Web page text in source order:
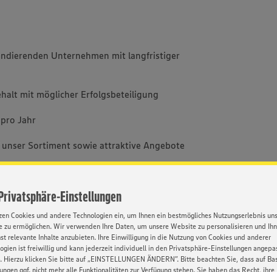
Einstellungen
Cookies und andere Technologien ein, um Ihnen ein bestmögliches Nutzungserlebnis
zu ermöglichen. Wir verwenden Ihre Daten, um unsere Website zu personalisieren und
relevante Inhalte anzubieten. Ihre Einwilligung in die Nutzung von Cookies und anderer
ist freiwillig und kann jederzeit individuell in den Privatsphäre-Einstellungen
Hierzu klicken Sie bitte auf „EINSTELLUNGEN ÄNDERN”. Bitte beachten Sie, dass auf
ggf. nicht mehr alle Funktionalitäten zur Verfügung stehen. Sie haben das Recht, ihre
Unternehmen mit langfristiger
mit möglicher Erfolgsbeteiligung
Jahr
Sortiment sowie attraktive Angebote
Fortbewegung
zur persönlichen und fachlichen